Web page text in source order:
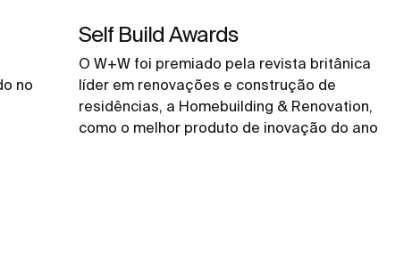
no
Self Build Awards
O W+W foi premiado pela revista britânica
líder em renovações e construção de
residências, a Homebuilding & Renovation,
como o melhor produto de inovação do ano